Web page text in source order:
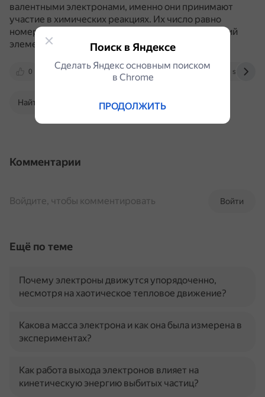
валентными электронами, именно они принимают
участие в химических реакциях. Их число равно
номеру группы, в которой расположен химический
элемент.
0 sites.google.com
Найти в Поиске
Комментарии
Войти
Войдите, чтобы комментировать
Ещё по теме
Почему электроны движутся упорядоченно,
несмотря на хаотическое тепловое движение?
Какова масса электрона и как она была измерена в
экспериментах?
Как работа выхода электронов влияет на
кинетическую энергию выбитых частиц?
Поиск в Яндексе
Сделать Яндекс основным поиском
в Сhrome
ПРОДОЛЖИТЬ